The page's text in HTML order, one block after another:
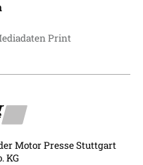
Print
Motor Presse Stuttgart
KG